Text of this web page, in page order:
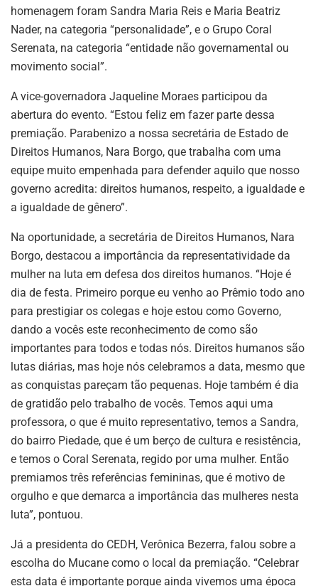
homenagem foram Sandra Maria Reis e Maria Beatriz
Nader, na categoria “personalidade”, e o Grupo Coral
Serenata, na categoria “entidade não governamental ou
movimento social”.
A vice-governadora Jaqueline Moraes participou da
abertura do evento. “Estou feliz em fazer parte dessa
premiação. Parabenizo a nossa secretária de Estado de
Direitos Humanos, Nara Borgo, que trabalha com uma
equipe muito empenhada para defender aquilo que nosso
governo acredita: direitos humanos, respeito, a igualdade e
a igualdade de gênero”.
Na oportunidade, a secretária de Direitos Humanos, Nara
Borgo, destacou a importância da representatividade da
mulher na luta em defesa dos direitos humanos. “Hoje é
dia de festa. Primeiro porque eu venho ao Prêmio todo ano
para prestigiar os colegas e hoje estou como Governo,
dando a vocês este reconhecimento de como são
importantes para todos e todas nós. Direitos humanos são
lutas diárias, mas hoje nós celebramos a data, mesmo que
as conquistas pareçam tão pequenas. Hoje também é dia
de gratidão pelo trabalho de vocês. Temos aqui uma
professora, o que é muito representativo, temos a Sandra,
do bairro Piedade, que é um berço de cultura e resistência,
e temos o Coral Serenata, regido por uma mulher. Então
premiamos três referências femininas, que é motivo de
orgulho e que demarca a importância das mulheres nesta
luta”, pontuou.
Já a presidenta do CEDH, Verônica Bezerra, falou sobre a
escolha do Mucane como o local da premiação. “Celebrar
esta data é importante porque ainda vivemos uma época